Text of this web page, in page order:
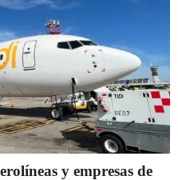
y empresas de